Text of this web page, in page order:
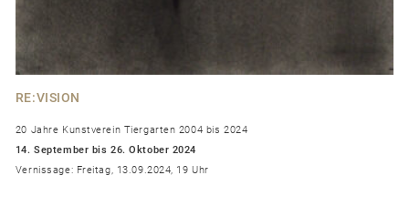
RE:VISION
20 Jahre Kunstverein Tiergarten 2004 bis 2024
14. September bis 26. Oktober 2024
Vernissage: Freitag, 13.09.2024, 19 Uhr